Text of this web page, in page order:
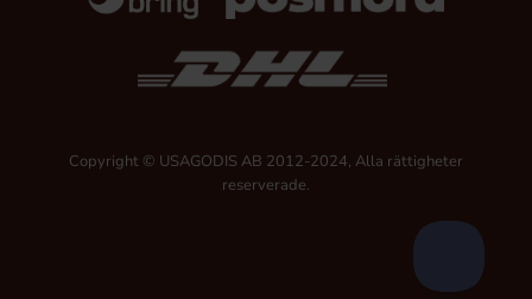
Copyright © USAGODIS AB 2012-2024, Alla rättigheter
reserverade.